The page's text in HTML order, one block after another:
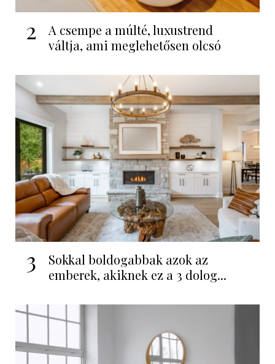
2
A csempe a múlté, luxustrend
váltja, ami meglehetősen olcsó
3
Sokkal boldogabbak azok az
emberek, akiknek ez a 3 dolog...